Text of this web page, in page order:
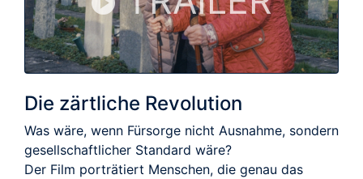
Die zärtliche Revolution
Was wäre, wenn Fürsorge nicht Ausnahme, sondern
gesellschaftlicher Standard wäre?
Der Film porträtiert Menschen, die genau das